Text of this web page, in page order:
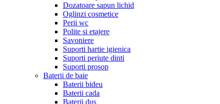
Dozatoare sapun lichid
Oglinzi cosmetice
Perii wc
Polite si etajere
Savoniere
Suporti hartie igienica
Suporti periute dinti
Suporti prosop
Baterii de baie
Baterii bideu
Baterii cada
Baterii dus